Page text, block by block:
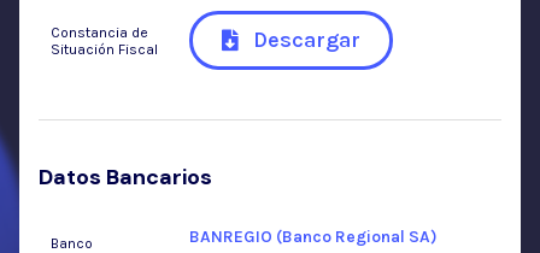
Constancia de
Situación Fiscal
Descargar
Datos Bancarios
Banco
BANREGIO (Banco Regional SA)